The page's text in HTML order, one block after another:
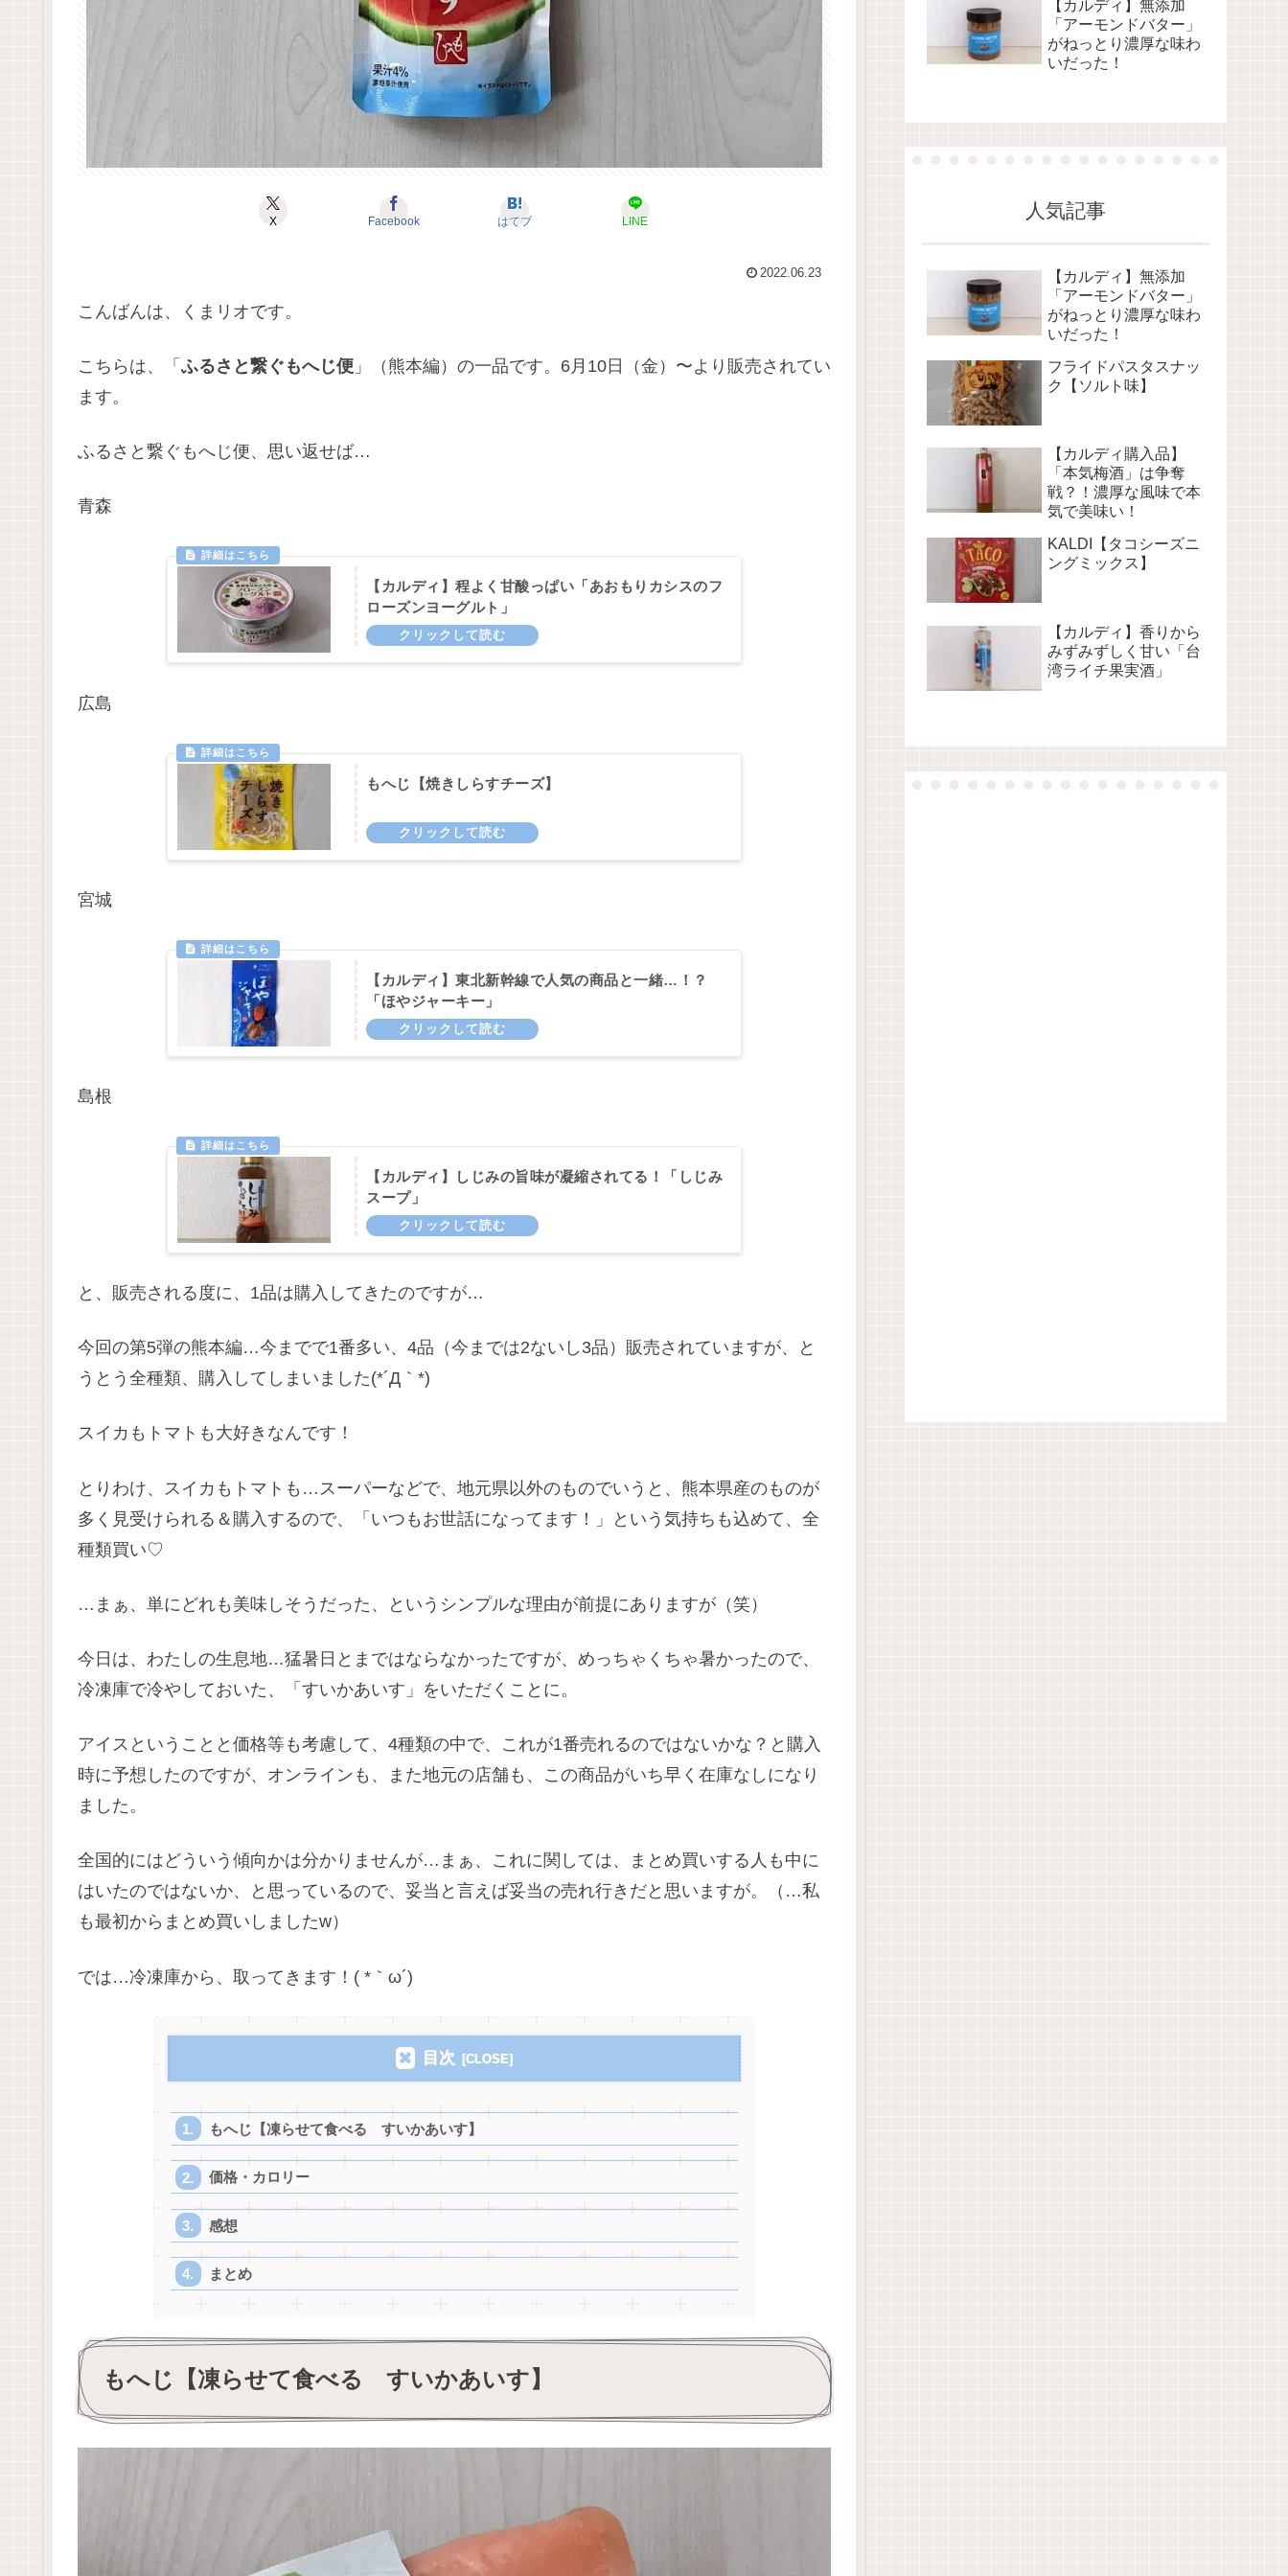
X Facebook はてブ LINE
2022.06.23
こんばんは、くまリオです。
こちらは、「 ふるさと繋ぐもへじ便 」（熊本編）の一品です。6月10日（金）〜より販売されてい
ます。
ふるさと繋ぐもへじ便、思い返せば…
青森
【カルディ】程よく甘酸っぱい「あおもりカシスのフ
ローズンヨーグルト」
広島
もへじ【焼きしらすチーズ】
宮城
【カルディ】東北新幹線で人気の商品と一緒…！？
「ほやジャーキー」
島根
【カルディ】しじみの旨味が凝縮されてる！「しじみ
スープ」
と、販売される度に、1品は購入してきたのですが…
今回の第5弾の熊本編…今までで1番多い、4品（今までは2ないし3品）販売されていますが、と
うとう全種類、購入してしまいました(*´Д｀*)
スイカもトマトも大好きなんです！
とりわけ、スイカもトマトも…スーパーなどで、地元県以外のものでいうと、熊本県産のものが
多く見受けられる＆購入するので、「いつもお世話になってます！」という気持ちも込めて、全
種類買い♡
…まぁ、単にどれも美味しそうだった、というシンプルな理由が前提にありますが（笑）
今日は、わたしの生息地…猛暑日とまではならなかったですが、めっちゃくちゃ暑かったので、
冷凍庫で冷やしておいた、「すいかあいす」をいただくことに。
アイスということと価格等も考慮して、4種類の中で、これが1番売れるのではないかな？と購入
時に予想したのですが、オンラインも、また地元の店舗も、この商品がいち早く在庫なしになり
ました。
全国的にはどういう傾向かは分かりませんが…まぁ、これに関しては、まとめ買いする人も中に
はいたのではないか、と思っているので、妥当と言えば妥当の売れ行きだと思いますが。（…私
も最初からまとめ買いしましたw）
では…冷凍庫から、取ってきます！( *｀ω´)
目次
もへじ【凍らせて食べる すいかあいす】
価格・カロリー
感想
まとめ
もへじ【凍らせて食べる すいかあいす】
【カルディ】無添加
「アーモンドバター」
がねっとり濃厚な味わ
いだった！
人気記事
【カルディ】無添加
「アーモンドバター」
がねっとり濃厚な味わ
いだった！
フライドパスタスナッ
ク【ソルト味】
【カルディ購入品】
「本気梅酒」は争奪
戦？！濃厚な風味で本
気で美味い！
KALDI【タコシーズニ
ングミックス】
【カルディ】香りから
みずみずしく甘い「台
湾ライチ果実酒」